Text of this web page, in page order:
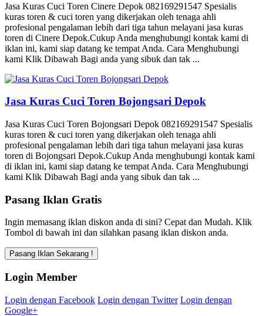
Jasa Kuras Cuci Toren Cinere Depok 082169291547 Spesialis
kuras toren & cuci toren yang dikerjakan oleh tenaga ahli
profesional pengalaman lebih dari tiga tahun melayani jasa kuras
toren di Cinere Depok.Cukup Anda menghubungi kontak kami di
iklan ini, kami siap datang ke tempat Anda. Cara Menghubungi
kami Klik Dibawah Bagi anda yang sibuk dan tak ...
Jasa Kuras Cuci Toren Bojongsari Depok
Jasa Kuras Cuci Toren Bojongsari Depok 082169291547 Spesialis
kuras toren & cuci toren yang dikerjakan oleh tenaga ahli
profesional pengalaman lebih dari tiga tahun melayani jasa kuras
toren di Bojongsari Depok.Cukup Anda menghubungi kontak kami
di iklan ini, kami siap datang ke tempat Anda. Cara Menghubungi
kami Klik Dibawah Bagi anda yang sibuk dan tak ...
Pasang Iklan Gratis
Ingin memasang iklan diskon anda di sini? Cepat dan Mudah. Klik
Tombol di bawah ini dan silahkan pasang iklan diskon anda.
Login Member
Login dengan Facebook Login dengan Twitter Login dengan
Google+